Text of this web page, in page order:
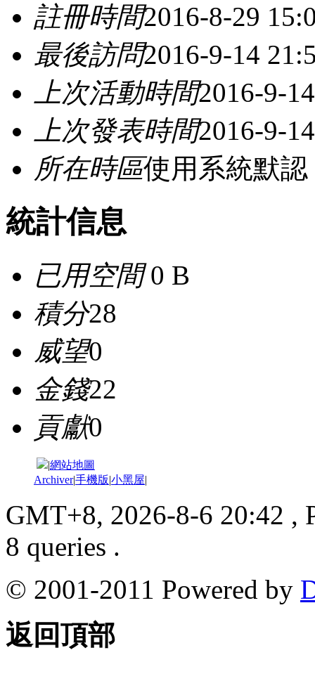
註冊時間2016-8-29
最後訪問2016-9-14
上次活動時間2016-9-
上次發表時間2016-9-
所在時區使用系統默認
統計信息
已用空間0 B
積分28
威望0
金錢22
貢獻0
|網站地圖
Archiver|手機版|小黑屋|
GMT+8, 2026-8-6 20:42 ,
8 queries .
© 2001-2011 Powered by
返回頂部